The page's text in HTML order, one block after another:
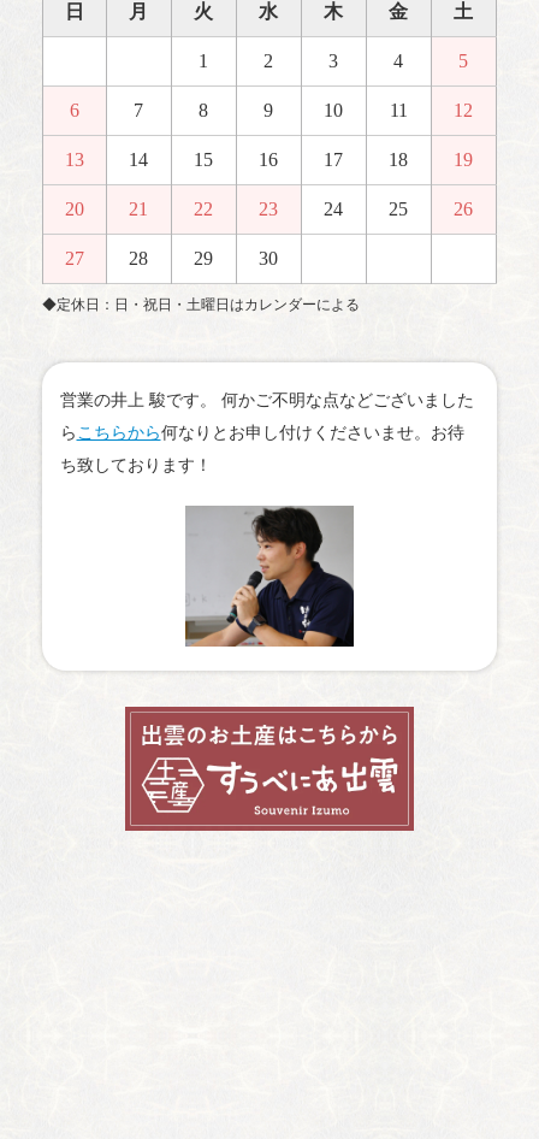
日 月 火 水 木 金 土
1 2 3 4 5
6 7 8 9 10 11 12
13 14 15 16 17 18 19
20 21 22 23 24 25 26
27 28 29 30
◆定休日：日・祝日・土曜日はカレンダーによる
営業の井上 駿です。 何かご不明な点などございました
ら こちらから何なりとお申し付けくださいませ。お待
ち致しております！